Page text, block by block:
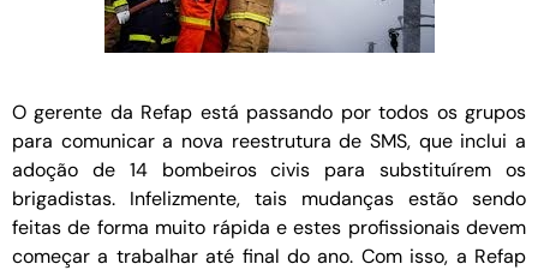
O gerente da Refap está passando por todos os grupos
para comunicar a nova reestrutura de SMS, que inclui a
adoção de 14 bombeiros civis para substituírem os
brigadistas. Infelizmente, tais mudanças estão sendo
feitas de forma muito rápida e estes profissionais devem
começar a trabalhar até final do ano. Com isso, a Refap